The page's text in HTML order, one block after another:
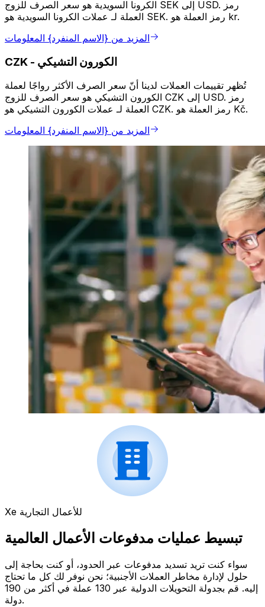
الكرونا السويدية هو سعر الصرف للزوج SEK إلى USD. رمز
العملة لـ عملات الكرونا السويدية هو SEK. رمز العملة هو kr.
المزيد من {الاسم المنفرد} المعلومات
CZK - الكورون التشيكي
تُظهر تقييمات العملات لدينا أنّ سعر الصرف الأكثر رواجًا لعملة
الكورون التشيكي هو سعر الصرف للزوج CZK إلى USD. رمز
العملة لـ عملات الكورون التشيكي هو CZK. رمز العملة هو Kč.
المزيد من {الاسم المنفرد} المعلومات
Xe للأعمال التجارية
تبسيط عمليات مدفوعات الأعمال العالمية
سواء كنت تريد تسديد مدفوعات عبر الحدود، أو كنت بحاجة إلى
حلول لإدارة مخاطر العملات الأجنبية؛ نحن نوفر لك كل ما تحتاج
إليه. قم بجدولة التحويلات الدولية عبر 130 عملة في أكثر من 190
دولة.